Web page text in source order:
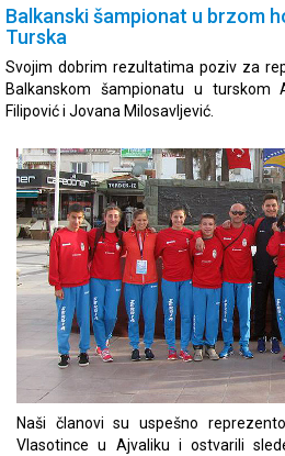
Balkanski šampionat u brzom
Turska
Svojim dobrim rezultatima poziv za
Balkanskom šampionatu u turskom
Filipović i Jovana Milosavljević.
Naši članovi su uspešno
Vlasotince u Ajvaliku i ostvarili